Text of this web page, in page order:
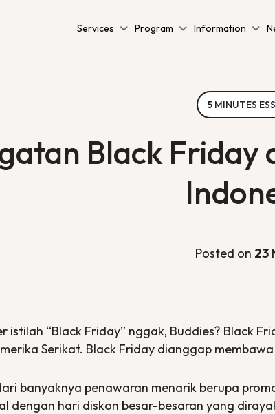
Services Program Information
5 MINUTES
Black Friday
Posted on 23
istilah “Black Friday” nggak, Buddies? Black
Serikat. Black Friday dianggap
banyaknya penawaran menarik berupa
dengan hari diskon besar-besaran yang